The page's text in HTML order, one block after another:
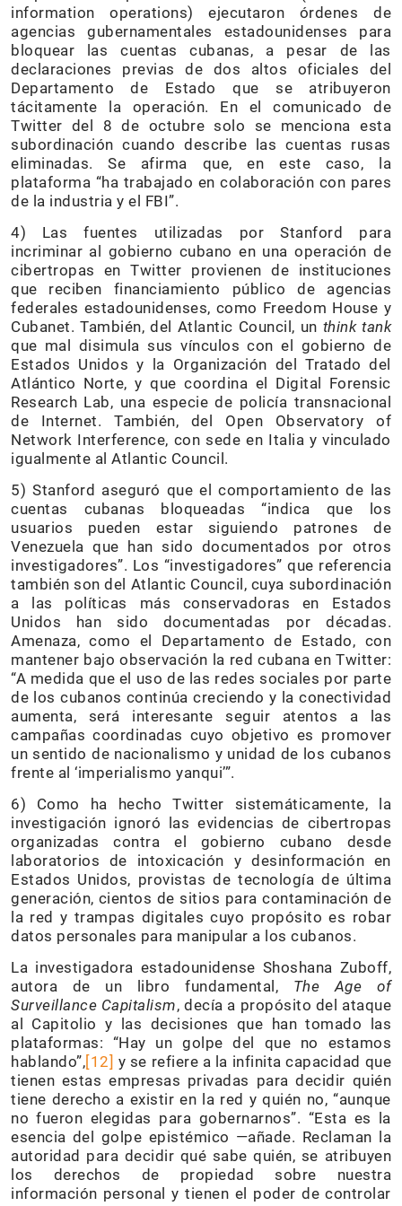
information operations) ejecutaron órdenes de
agencias gubernamentales estadounidenses para
bloquear las cuentas cubanas, a pesar de las
declaraciones previas de dos altos oficiales del
Departamento de Estado que se atribuyeron
tácitamente la operación. En el comunicado de
Twitter del 8 de octubre solo se menciona esta
subordinación cuando describe las cuentas rusas
eliminadas. Se afirma que, en este caso, la
plataforma “ha trabajado en colaboración con pares
de la industria y el FBI”.
4) Las fuentes utilizadas por Stanford para
incriminar al gobierno cubano en una operación de
cibertropas en Twitter provienen de instituciones
que reciben financiamiento público de agencias
federales estadounidenses, como Freedom House y
Cubanet. También, del Atlantic Council, un think tank
que mal disimula sus vínculos con el gobierno de
Estados Unidos y la Organización del Tratado del
Atlántico Norte, y que coordina el Digital Forensic
Research Lab, una especie de policía transnacional
de Internet. También, del Open Observatory of
Network Interference, con sede en Italia y vinculado
igualmente al Atlantic Council.
5) Stanford aseguró que el comportamiento de las
cuentas cubanas bloqueadas “indica que los
usuarios pueden estar siguiendo patrones de
Venezuela que han sido documentados por otros
investigadores”. Los “investigadores” que referencia
también son del Atlantic Council, cuya subordinación
a las políticas más conservadoras en Estados
Unidos han sido documentadas por décadas.
Amenaza, como el Departamento de Estado, con
mantener bajo observación la red cubana en Twitter:
“A medida que el uso de las redes sociales por parte
de los cubanos continúa creciendo y la conectividad
aumenta, será interesante seguir atentos a las
campañas coordinadas cuyo objetivo es promover
un sentido de nacionalismo y unidad de los cubanos
frente al ‘imperialismo yanqui’”.
6) Como ha hecho Twitter sistemáticamente, la
investigación ignoró las evidencias de cibertropas
organizadas contra el gobierno cubano desde
laboratorios de intoxicación y desinformación en
Estados Unidos, provistas de tecnología de última
generación, cientos de sitios para contaminación de
la red y trampas digitales cuyo propósito es robar
datos personales para manipular a los cubanos.
La investigadora estadounidense Shoshana Zuboff,
autora de un libro fundamental, The Age of
Surveillance Capitalism, decía a propósito del ataque
al Capitolio y las decisiones que han tomado las
plataformas: “Hay un golpe del que no estamos
hablando”,[12] y se refiere a la infinita capacidad que
tienen estas empresas privadas para decidir quién
tiene derecho a existir en la red y quién no, “aunque
no fueron elegidas para gobernarnos”. “Esta es la
esencia del golpe epistémico —añade. Reclaman la
autoridad para decidir qué sabe quién, se atribuyen
los derechos de propiedad sobre nuestra
información personal y tienen el poder de controlar